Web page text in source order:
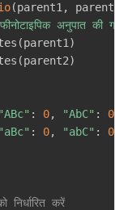
(parent1 , parent2
अनुपात की
(parent1 )
(parent2)
"ABc" : 0, "AbC" : 0,
"aBc" : 0, "abC" : 0,
करें